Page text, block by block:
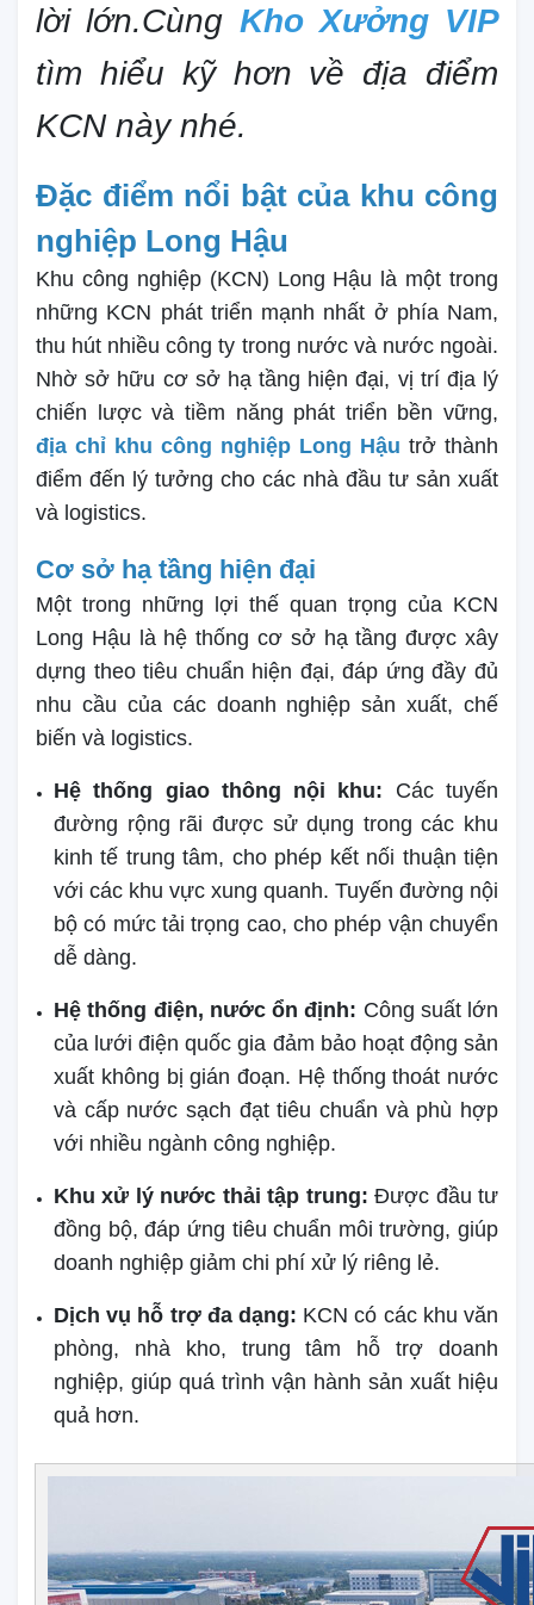
lời lớn.Cùng Kho Xưởng VIP
tìm hiểu kỹ hơn về địa điểm
KCN này nhé.
Đặc điểm nổi bật của khu công
nghiệp Long Hậu
Khu công nghiệp (KCN) Long Hậu là một trong
những KCN phát triển mạnh nhất ở phía Nam,
thu hút nhiều công ty trong nước và nước ngoài.
Nhờ sở hữu cơ sở hạ tầng hiện đại, vị trí địa lý
chiến lược và tiềm năng phát triển bền vững,
địa chỉ khu công nghiệp Long Hậu trở thành
điểm đến lý tưởng cho các nhà đầu tư sản xuất
và logistics.
Cơ sở hạ tầng hiện đại
Một trong những lợi thế quan trọng của KCN
Long Hậu là hệ thống cơ sở hạ tầng được xây
dựng theo tiêu chuẩn hiện đại, đáp ứng đầy đủ
nhu cầu của các doanh nghiệp sản xuất, chế
biến và logistics.
Hệ thống giao thông nội khu: Các tuyến
đường rộng rãi được sử dụng trong các khu
kinh tế trung tâm, cho phép kết nối thuận tiện
với các khu vực xung quanh. Tuyến đường nội
bộ có mức tải trọng cao, cho phép vận chuyển
dễ dàng.
Hệ thống điện, nước ổn định: Công suất lớn
của lưới điện quốc gia đảm bảo hoạt động sản
xuất không bị gián đoạn. Hệ thống thoát nước
và cấp nước sạch đạt tiêu chuẩn và phù hợp
với nhiều ngành công nghiệp.
Khu xử lý nước thải tập trung:Được đầu tư
đồng bộ, đáp ứng tiêu chuẩn môi trường, giúp
doanh nghiệp giảm chi phí xử lý riêng lẻ.
Dịch vụ hỗ trợ đa dạng: KCN có các khu văn
phòng, nhà kho, trung tâm hỗ trợ doanh
nghiệp, giúp quá trình vận hành sản xuất hiệu
quả hơn.